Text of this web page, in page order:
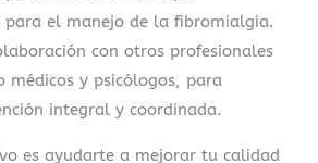
el manejo de la fibromialgia.
con otros profesionales
médicos y psicólogos, para
integral y coordinada.
es ayudarte a mejorar tu calidad